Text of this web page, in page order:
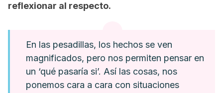
reflexionar al respecto.
En las pesadillas, los hechos se ven
magnificados, pero nos permiten pensar en
un ‘qué pasaría si’. Así las cosas, nos
ponemos cara a cara con situaciones